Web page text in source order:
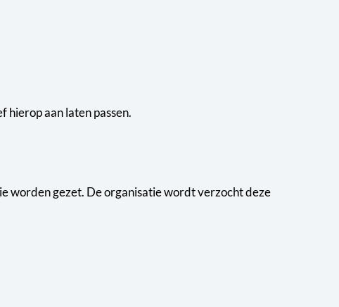
hierop aan laten passen.
worden gezet. De organisatie wordt verzocht deze